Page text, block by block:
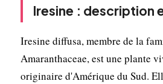
Iresine : description
Iresine diffusa, membre de la
Amaranthaceae, est une plante
originaire d'Amérique du Sud.